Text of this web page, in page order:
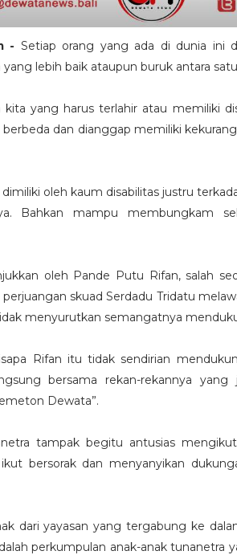
- Setiap orang yang ada di dunia ini
lebih baik ataupun buruk antara
yang harus terlahir atau memiliki
dan dianggap memiliki
dimiliki oleh kaum disabilitas justru
Bahkan mampu membungkam
oleh Pande Putu Rifan, salah
skuad Serdadu Tridatu
menyurutkan semangatnya
Rifan itu tidak sendirian
bersama rekan-rekannya
Dewata”.
tampak begitu antusias
bersorak dan menyanyikan
dari yayasan yang tergabung ke
perkumpulan anak-anak tunanetra